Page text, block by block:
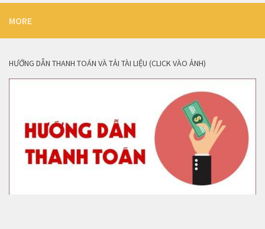
MORE
HƯỚNG DẪN THANH TOÁN VÀ TẢI TÀI LIỆU (CLICK VÀO ẢNH)